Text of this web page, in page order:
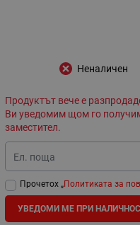
Неналичен
Продуктът вече е
Ви уведомим щом го
заместител.
Ел. поща
Прочетох „Политиката за
УВЕДОМИ МЕ ПРИ